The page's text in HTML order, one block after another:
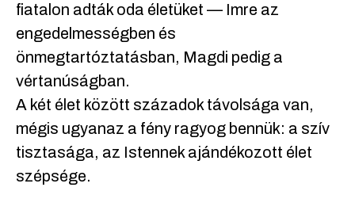
fiatalon adták oda életüket — Imre az
engedelmességben és
önmegtartóztatásban, Magdi pedig a
vértanúságban.
A két élet között századok távolsága van,
mégis ugyanaz a fény ragyog bennük: a szív
tisztasága, az Istennek ajándékozott élet
szépsége.